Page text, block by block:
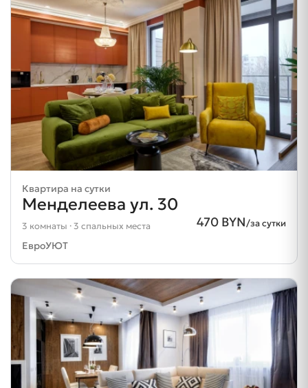
Квартира на сутки
Менделеева ул. 30
470 BYN/за сутки
3 комнаты · 3 спальных места
ЕвроУЮТ